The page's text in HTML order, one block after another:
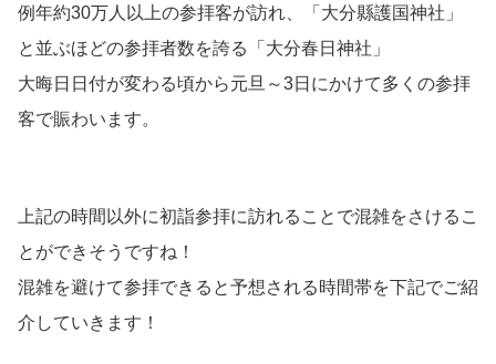
例年約30万人以上の参拝客が訪れ、「大分縣護国神社」
と並ぶほどの参拝者数を誇る「大分春日神社」
大晦日日付が変わる頃から元旦～3日にかけて多くの参拝
客で賑わいます。
上記の時間以外に初詣参拝に訪れることで混雑をさけるこ
とができそうですね！
混雑を避けて参拝できると予想される時間帯を下記でご紹
介していきます！